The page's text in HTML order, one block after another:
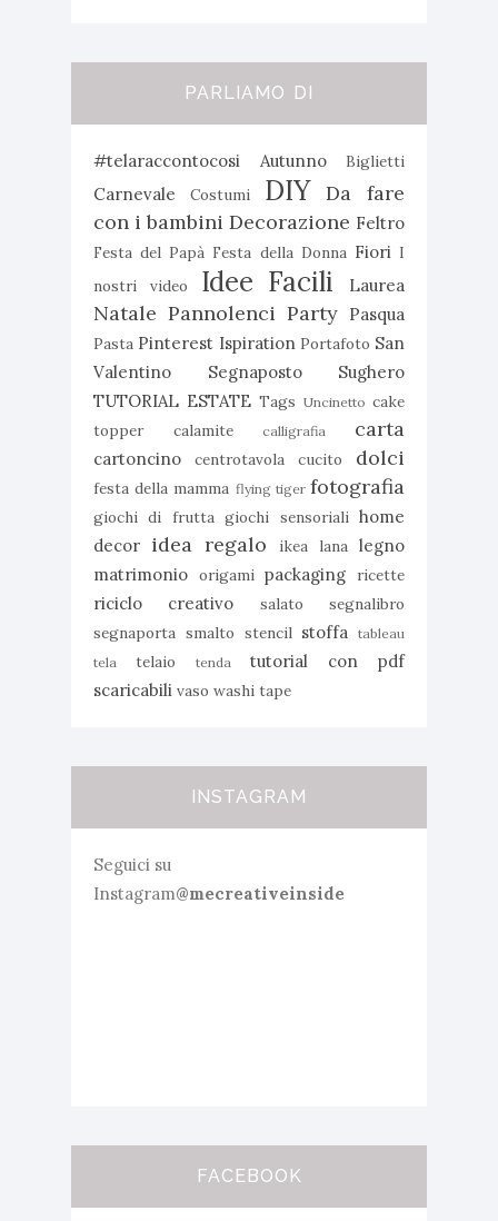
PARLIAMO DI
#telaraccontocosi Autunno Biglietti
Carnevale Costumi DIY
Da fare
con i bambini Decorazione Feltro
Festa del Papà Festa della Donna Fiori I
nostri video
Idee Facili Laurea
Natale Pannolenci Party Pasqua
Pasta Pinterest Ispiration Portafoto San
Valentino
Segnaposto
Sughero
TUTORIAL ESTATE Tags Uncinetto cake
topper
calamite calligrafia carta
cartoncino centrotavola cucito dolci
festa della mamma flying tiger fotografia
giochi di frutta giochi sensoriali home
decor idea regalo ikea lana legno
matrimonio origami packaging ricette
riciclo creativo salato
segnalibro
segnaporta smalto stencil stoffa tableau
tela
telaio tenda
tutorial con pdf
scaricabili vaso washi tape
INSTAGRAM
Seguici su
Instagram@mecreativeinside
FACEBOOK